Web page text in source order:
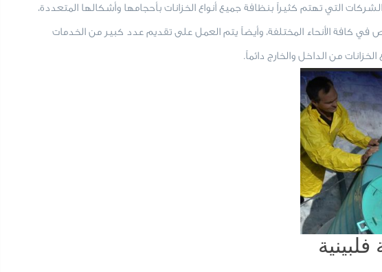
التي تهتم كثيراً بنظافة جميع أنواع الخزانات بأحجامها وأشكالها المتعددة،
كافة الأنحاء المختلفة، وأيضاً يتم العمل على تقديم عدد كبير من الخدمات
من الداخل والخارج دائماً.